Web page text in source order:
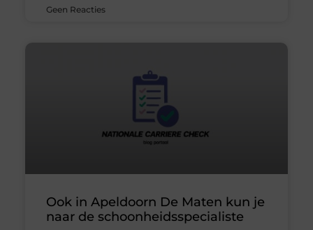
Geen Reacties
Ook in Apeldoorn De Maten kun je
naar de schoonheidsspecialiste